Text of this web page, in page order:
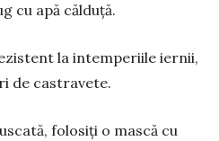
cu apă călduță.
la intemperiile iernii,
de castravete.
fo­lo­siți o mască cu